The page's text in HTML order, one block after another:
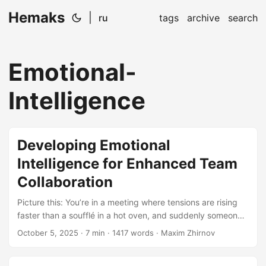
Hemaks ru tags archive search
Emotional-
Intelligence
Developing Emotional
Intelligence for Enhanced Team
Collaboration
Picture this: You’re in a meeting where tensions are rising
faster than a soufflé in a hot oven, and suddenly someone
with the emotional intelligence of a seasoned diplomat
October 5, 2025 · 7 min · 1417 words · Maxim Zhirnov